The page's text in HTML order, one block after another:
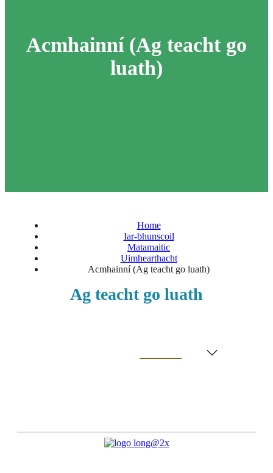
Acmhainní (Ag teacht go
luath)
Home
Iar-bhunscoil
Matamaitic
Uimhearthacht
Acmhainní (Ag teacht go luath)
Ag teacht go luath